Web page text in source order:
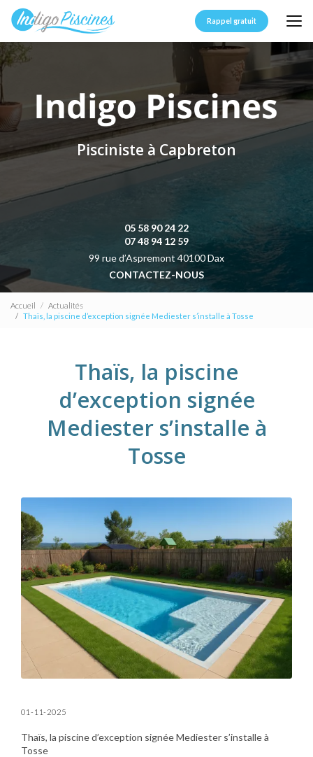
Aller
contenu
principal
Rappel gratuit
Pisciniste à Capbreton
05 58 90 24 22
07 48 94 12 59
99 rue d’Aspremont 40100 Dax
CONTACTEZ-NOUS
Accueil
Actualités
Thaïs, la piscine d’exception signée Mediester s’installe à Tosse
Thaïs, la piscine
d’exception signée
Mediester s’installe à
Tosse
01-11-2025
Thaïs, la piscine d’exception signée Mediester s’installe à
Tosse